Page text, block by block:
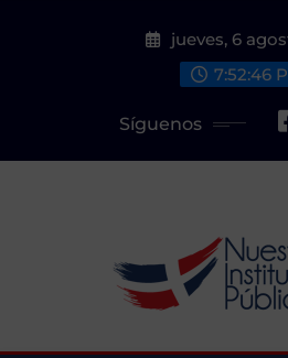
jueves, 6
7:52:48
Síguenos